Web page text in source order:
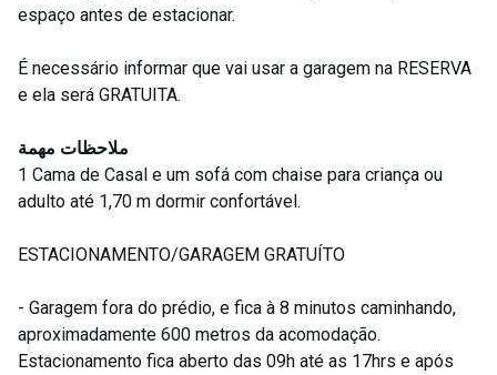
espaço antes de estacionar.
É necessário informar que vai usar a garagem na RESERVA
e ela será GRATUITA.
ملاحظات مهمة
1 Cama de Casal e um sofá com chaise para criança ou
adulto até 1,70 m dormir confortável.
ESTACIONAMENTO/GARAGEM GRATUÍTO
- Garagem fora do prédio, e fica à 8 minutos caminhando,
aproximadamente 600 metros da acomodação.
Estacionamento fica aberto das 09h até as 17hrs e após